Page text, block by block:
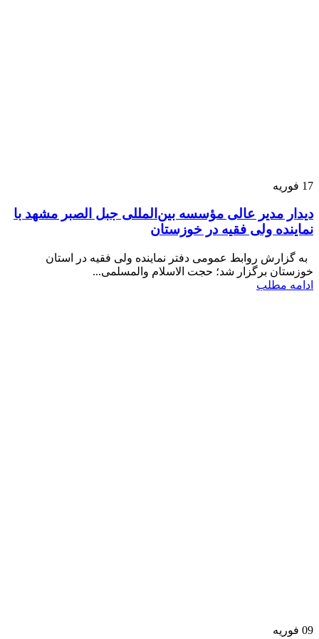
17 فوریه
دیدار مدیر عالی مؤسسه بین‌المللی جبل الصبر مشهد با
نماینده ولی فقیه در خوزستان
به گزارش روابط عمومی دفتر نماینده ولی فقیه در استان
خوزستان برگزار شد؛ حجت الاسلام والمسلمی...
ادامه مطلب
09 فوریه